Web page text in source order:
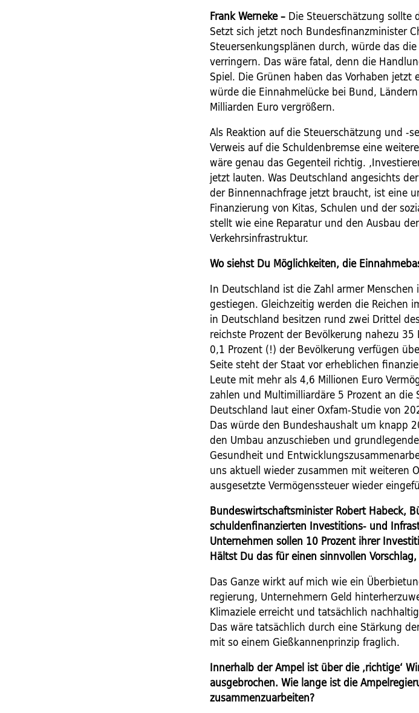
Frank Werneke – Die Steuerschätzung sollte
Setzt sich jetzt noch Bundesfinanzminister
Steuersenkungsplänen durch, würde das
verringern. Das wäre fatal, denn die
Spiel. Die Grünen haben das Vorhaben
würde die Einnahmelücke bei Bund,
Milliarden Euro vergrößern.
Als Reaktion auf die Steuerschätzung und
Verweis auf die Schuldenbremse eine
wäre genau das Gegenteil richtig.
jetzt lauten. Was Deutschland angesichts
der Binnennachfrage jetzt braucht, ist eine
Finanzierung von Kitas, Schulen und der
stellt wie eine Reparatur und den Ausbau
Verkehrsinfrastruktur.
Wo siehst Du Möglichkeiten, die
In Deutschland ist die Zahl armer
gestiegen. Gleichzeitig werden die Reichen
in Deutschland besitzen rund zwei Drittel
reichste Prozent der Bevölkerung nahezu
0,1 Prozent (!) der Bevölkerung verfügen
Seite steht der Staat vor erheblichen
Leute mit mehr als 4,6 Millionen Euro
zahlen und Multimilliardäre 5 Prozent an
Deutschland laut ­einer Oxfam-Studie von
Das würde den Bundeshaushalt um knapp
den Umbau anzuschieben und
Gesundheit und
uns aktuell wieder zusammen mit weiteren
ausgesetzte Vermögenssteuer wieder
Bundeswirtschaftsminister Robert Habeck,
schuldenfinanzierten Investitions- und
Unternehmen sollen 10 Prozent ihrer
Hältst Du das für einen sinnvollen
Das Ganze wirkt auf mich wie ein
regierung, Unternehmern Geld
Klimaziele erreicht und tatsächlich
Das wäre tatsächlich durch eine Stärkung
mit so einem Gießkannenprinzip fraglich.
Innerhalb der Ampel ist über die ,richtige‘
ausgebrochen. Wie lange ist die
zusammenzuarbeiten?